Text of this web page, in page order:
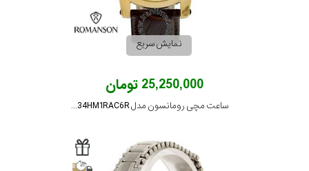
نمایش سریع
25,250,000 تومان
ساعت مچی رومانسون مدل TL0334HM1RAC6R